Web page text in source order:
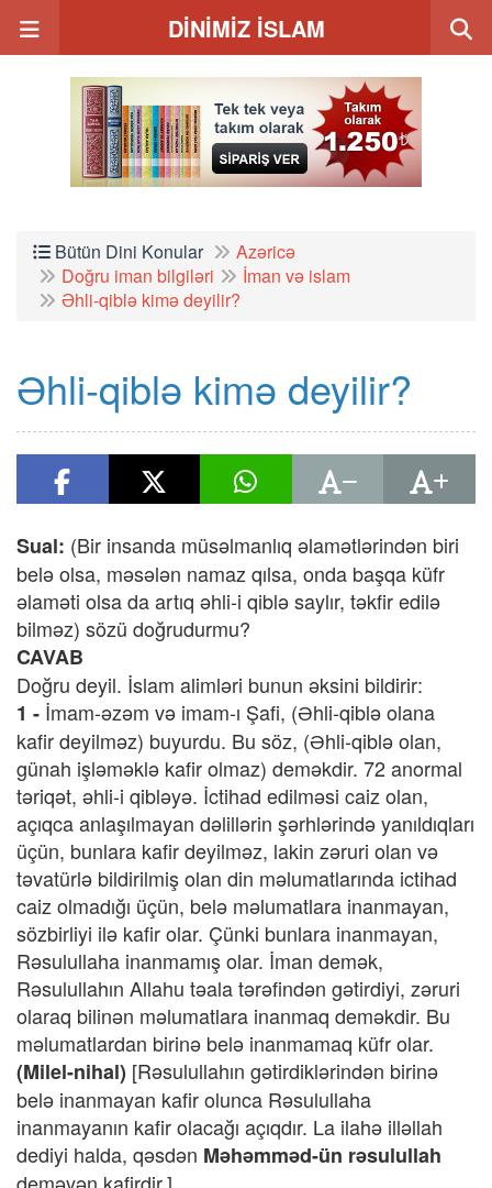
DİNİMİZ İSLAM
Bütün Dini Konular
Azəricə
Doğru iman bilgiləri
İman və islam
Əhli-qiblə kimə deyilir?
Əhli-qiblə kimə deyilir?
Sual: (Bir insanda müsəlmanlıq əlamətlərindən biri
belə olsa, məsələn namaz qılsa, onda başqa küfr
əlaməti olsa da artıq əhli-i qiblə saylır, təkfir edilə
bilməz) sözü doğrudurmu?
CAVAB
Doğru deyil. İslam alimləri bunun əksini bildirir:
1 - İmam-əzəm və imam-ı Şafi, (Əhli-qiblə olana
kafir deyilməz) buyurdu. Bu söz, (Əhli-qiblə olan,
günah işləməklə kafir olmaz) deməkdir. 72 anormal
təriqət, əhli-i qibləyə. İctihad edilməsi caiz olan,
açıqca anlaşılmayan dəlillərin şərhlərində yanıldıqları
üçün, bunlara kafir deyilməz, lakin zəruri olan və
təvatürlə bildirilmiş olan din məlumatlarında ictihad
caiz olmadığı üçün, belə məlumatlara inanmayan,
sözbirliyi ilə kafir olar. Çünki bunlara inanmayan,
Rəsulullaha inanmamış olar. İman demək,
Rəsulullahın Allahu təala tərəfindən gətirdiyi, zəruri
olaraq bilinən məlumatlara inanmaq deməkdir. Bu
məlumatlardan birinə belə inanmamaq küfr olar.
(Milel-nihal) [Rəsulullahın gətirdiklərindən birinə
belə inanmayan kafir olunca Rəsulullaha
inanmayanın kafir olacağı açıqdır. La ilahə illəllah
dediyi halda, qəsdən Məhəmməd-ün rəsulullah